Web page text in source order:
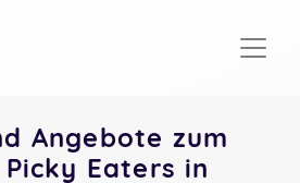
Angebote zum
Eaters in